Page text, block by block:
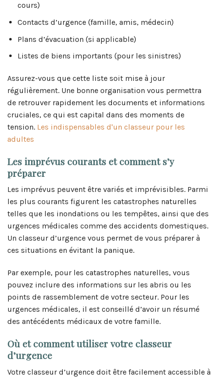
cours)
Contacts d’urgence (famille, amis, médecin)
Plans d’évacuation (si applicable)
Listes de biens importants (pour les sinistres)
Assurez-vous que cette liste soit mise à jour
régulièrement. Une bonne organisation vous permettra
de retrouver rapidement les documents et informations
cruciales, ce qui est capital dans des moments de
tension. Les indispensables d'un classeur pour les
adultes
Les imprévus courants et comment s’y
préparer
Les imprévus peuvent être variés et imprévisibles. Parmi
les plus courants figurent les catastrophes naturelles
telles que les inondations ou les tempêtes, ainsi que des
urgences médicales comme des accidents domestiques.
Un classeur d’urgence vous permet de vous préparer à
ces situations en évitant la panique.
Par exemple, pour les catastrophes naturelles, vous
pouvez inclure des informations sur les abris ou les
points de rassemblement de votre secteur. Pour les
urgences médicales, il est conseillé d’avoir un résumé
des antécédents médicaux de votre famille.
Où et comment utiliser votre classeur
d’urgence
Votre classeur d’urgence doit être facilement accessible à